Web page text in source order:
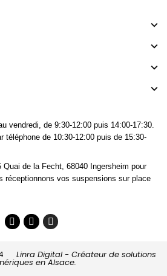
vendredi, de 9:30-12:00 puis 14:00-17:30.
téléphone de 10:30-12:00 puis de 15:30-
de la Fecht, 68040 Ingersheim pour
réceptionnons vos suspensions sur place
Linra Digital - Créateur de solutions
en Alsace.